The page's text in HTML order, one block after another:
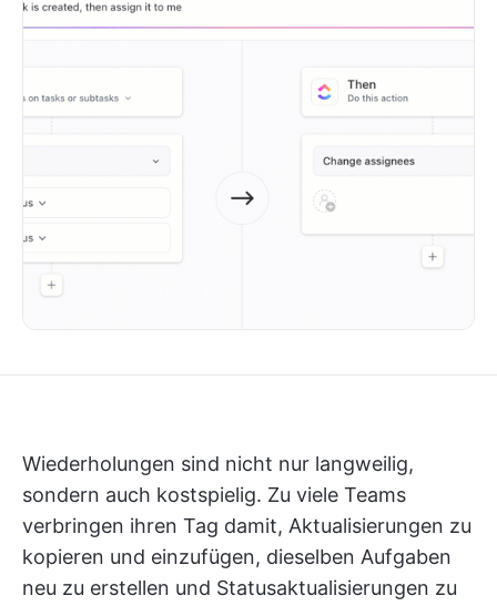
Wiederholungen sind nicht nur langweilig,
sondern auch kostspielig. Zu viele Teams
verbringen ihren Tag damit, Aktualisierungen zu
kopieren und einzufügen, dieselben Aufgaben
neu zu erstellen und Statusaktualisierungen zu